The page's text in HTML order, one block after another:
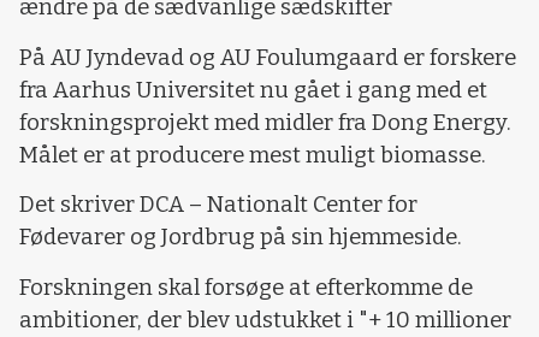
ændre på de sædvanlige sædskifter
På AU Jyndevad og AU Foulumgaard er forskere
fra Aarhus Universitet nu gået i gang med et
forskningsprojekt med midler fra Dong Energy.
Målet er at producere mest muligt biomasse.
Det skriver DCA – Nationalt Center for
Fødevarer og Jordbrug på sin hjemmeside.
Forskningen skal forsøge at efterkomme de
ambitioner, der blev udstukket i "+ 10 millioner